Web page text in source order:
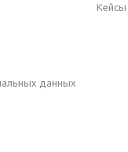
данных
Кейсы